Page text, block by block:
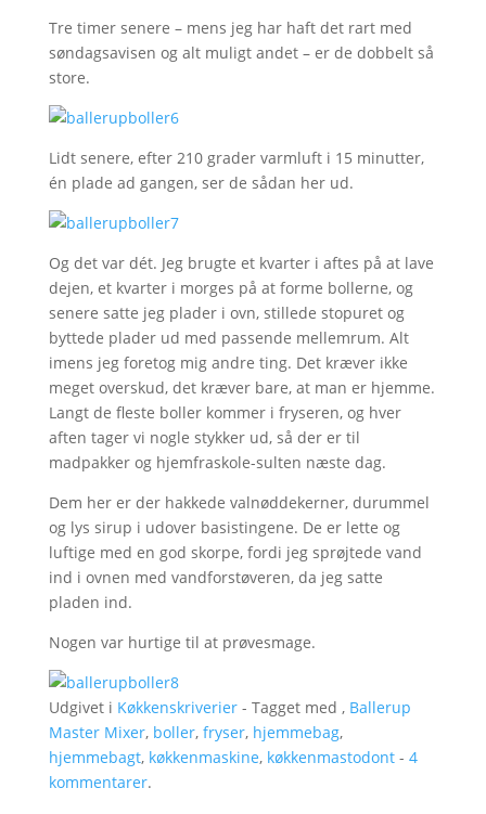
Tre timer senere – mens jeg har haft det rart med
søndagsavisen og alt muligt andet – er de dobbelt så
store.
Lidt senere, efter 210 grader varmluft i 15 minutter,
én plade ad gangen, ser de sådan her ud.
Og det var dét. Jeg brugte et kvarter i aftes på at lave
dejen, et kvarter i morges på at forme bollerne, og
senere satte jeg plader i ovn, stillede stopuret og
byttede plader ud med passende mellemrum. Alt
imens jeg foretog mig andre ting. Det kræver ikke
meget overskud, det kræver bare, at man er hjemme.
Langt de fleste boller kommer i fryseren, og hver
aften tager vi nogle stykker ud, så der er til
madpakker og hjemfraskole-sulten næste dag.
Dem her er der hakkede valnøddekerner, durummel
og lys sirup i udover basistingene. De er lette og
luftige med en god skorpe, fordi jeg sprøjtede vand
ind i ovnen med vandforstøveren, da jeg satte
pladen ind.
Nogen var hurtige til at prøvesmage.
Udgivet i Køkkenskriverier- Tagget med , Ballerup
Master Mixer, boller, fryser, hjemmebag,
hjemmebagt, køkkenmaskine, køkkenmastodont- 4
kommentarer.